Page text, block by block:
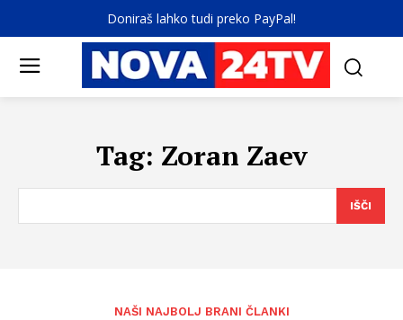
Doniraš lahko tudi preko PayPal!
Tag: Zoran Zaev
IŠČI
NAŠI NAJBOLJ BRANI ČLANKI